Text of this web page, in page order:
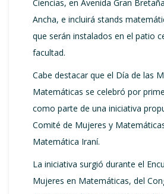
Ciencias, en Avenida Gran
Ancha, e incluirá stands
que serán instalados en el patio
facultad.
Cabe destacar que el Día de las
Matemáticas se celebró por
como parte de una iniciativa
Comité de Mujeres y
Matemática Iraní.
La iniciativa surgió durante el
Mujeres en Matemáticas, del